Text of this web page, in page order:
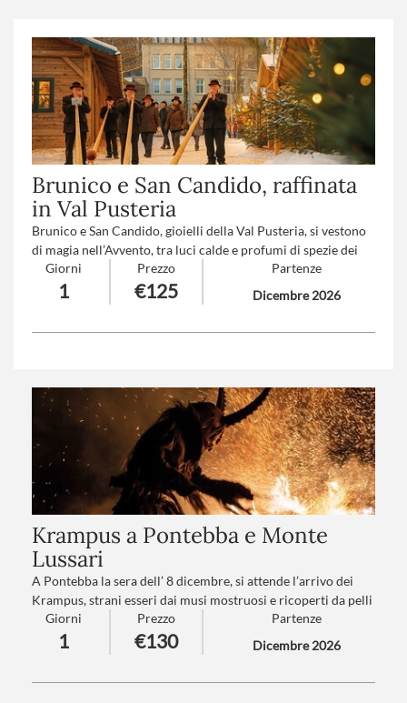
Brunico e San Candido, raffinata
in Val Pusteria
Brunico e San Candido, gioielli della Val Pusteria, si vestono
di magia nell’Avvento, tra luci calde e profumi di spezie dei
mercatini di Natale. Per chi ama gli ambienti da favola,
l’atmosfera romantica e il buongusto dell’Alto Adige.
Trattamento: Pranzo in ristorante
Giorni
1
Prezzo
€125
Partenze
Dicembre 2026
Krampus a Pontebba e Monte
Lussari
A Pontebba la sera dell’ 8 dicembre, si attende l’arrivo dei
Krampus, strani esseri dai musi mostruosi e ricoperti da pelli
e pellicce, in una rumorosa sfilata la cui tradizione si perde
nella notte dei tempi.
Trattamento:Pranzo in ristorante
Giorni
1
Prezzo
€130
Partenze
Dicembre 2026